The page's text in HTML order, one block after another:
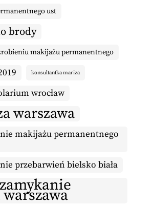
ust
brody
makijażu permanentnego
konsultantka mariza
wrocław
warszawa
makijażu permanentnego
przebarwień bielsko biała